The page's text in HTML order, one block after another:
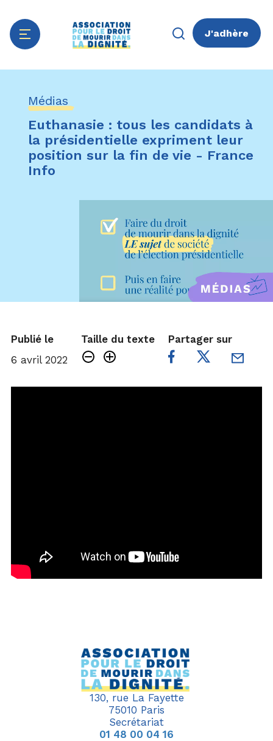
contenu
principal
J'adhère
Médias
Euthanasie : tous les candidats à
la présidentielle expriment leur
position sur la fin de vie - France
Info
Publié le
6 avril 2022
Taille du texte Partager sur
130, rue La Fayette
75010 Paris
Secrétariat
01 48 00 04 16